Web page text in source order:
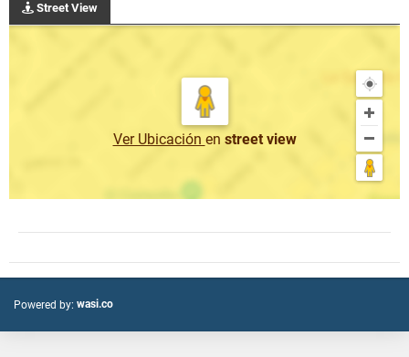
Street View
Ver Ubicación en street view
Powered by: wasi.co